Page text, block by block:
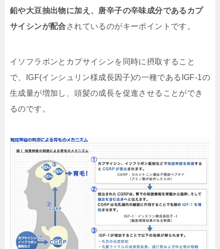
鉛や大豆抽出物に加え、唐辛子の辛味成分であるカプ
サイシンが配合されているのがキーポイントです。
イソフラボンとカプサイシンを同時に摂取すること
で、IGF(インシュリン様成長因子)の一種である IGF-1の
生成量が増加し、頭髪の成長を促進させることができ
るのです。